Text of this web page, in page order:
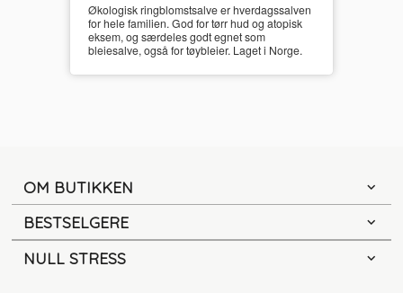
Økologisk ringblomstsalve er hverdagssalven
for hele familien. God for tørr hud og atopisk
eksem, og særdeles godt egnet som
bleiesalve, også for tøybleier. Laget i Norge.
OM BUTIKKEN
BESTSELGERE
NULL STRESS